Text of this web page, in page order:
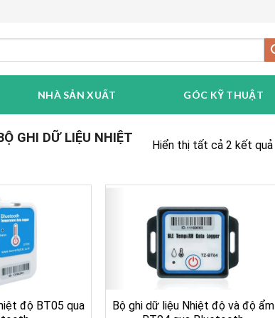
NHÀ SẢN XUẤT GÓC KỸ THUẬT
GHI DỮ LIỆU NHIỆT
Hiển thị tất cả 2 kết quả
độ BT05 qua
Bộ ghi dữ liệu Nhiệt độ và độ ẩm